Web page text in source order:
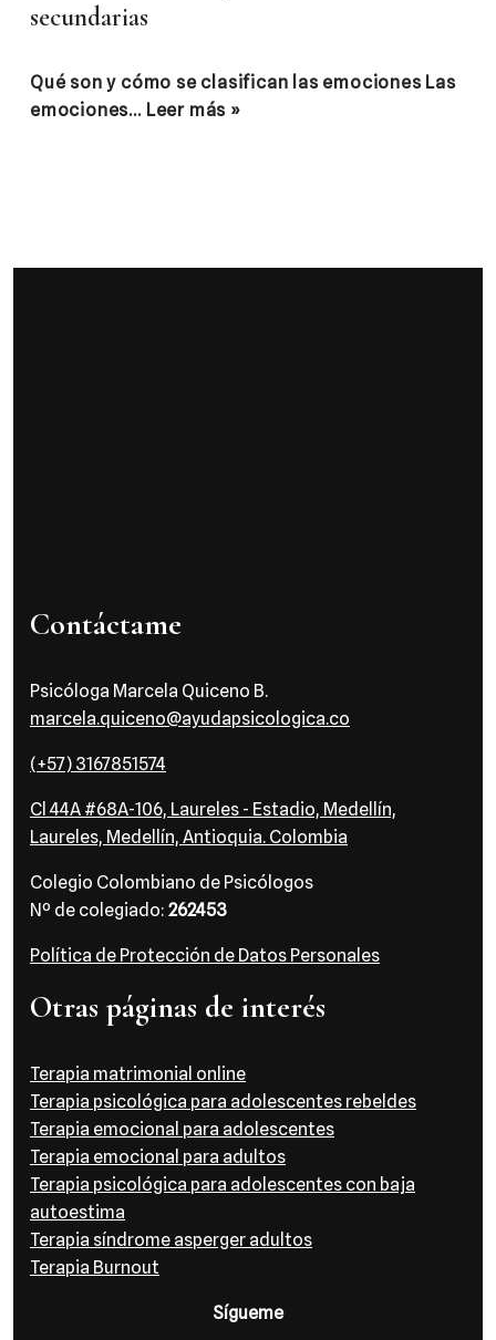
secundarias
Qué son y cómo se clasifican las emociones Las
emociones… Leer más »
Contáctame
Psicóloga Marcela Quiceno B.
marcela.quiceno@ayudapsicologica.co
(+57) 3167851574
Cl 44A #68A-106, Laureles - Estadio, Medellín,
Laureles, Medellín, Antioquia. Colombia
Colegio Colombiano de Psicólogos
Nº de colegiado: 262453
Política de Protección de Datos Personales
Otras páginas de interés
Terapia matrimonial online
Terapia psicológica para adolescentes rebeldes
Terapia emocional para adolescentes
Terapia emocional para adultos
Terapia psicológica para adolescentes con baja
autoestima
Terapia síndrome asperger adultos
Terapia Burnout
Sígueme